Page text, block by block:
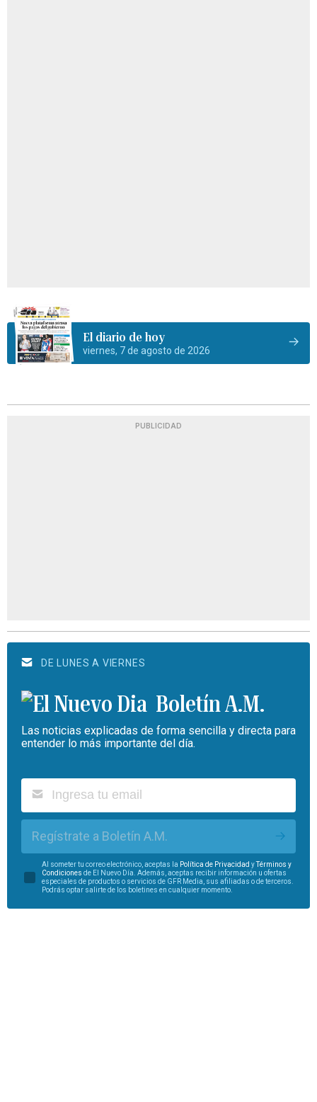
El diario de hoy
viernes, 7 de agosto de 2026
PUBLICIDAD
DE LUNES A VIERNES
Boletín A.M.
Las noticias explicadas de forma sencilla y directa para
entender lo más importante del día.
Regístrate a Boletín A.M.
Al someter tu correo electrónico, aceptas la Política de Privacidad yTérminos y
Condiciones de El Nuevo Día. Además, aceptas recibir información u ofertas
especiales de productos o servicios de GFR Media, sus afiliadas o de terceros.
Podrás optar salirte de los boletines en cualquier momento.